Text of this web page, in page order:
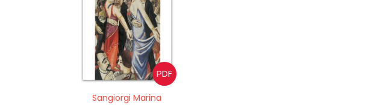
PDF
Sangiorgi Marina